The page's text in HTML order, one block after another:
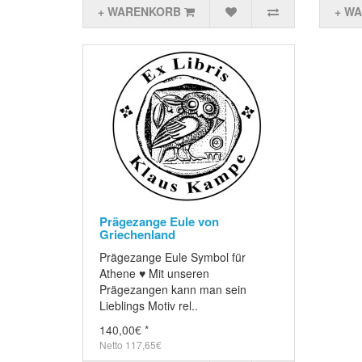
+ WARENKORB +
Prägezange Eule von
Griechenland
Prägezange Eule Symbol für
Athene ♥ Mit unseren
Prägezangen kann man sein
Lieblings Motiv rel..
140,00€ *
Netto 117,65€